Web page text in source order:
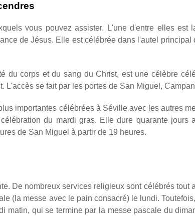
vous pouvez assister. L'une d'entre elles est
de Jésus. Elle est célébrée dans l'autel
du corps et du sang du Christ, est une célèbre
se fait par les portes de San Miguel,
importantes célébrées à Séville avec les autres
du mardi gras. Elle dure quarante jours
de San Miguel à partir de 19 heures.
De nombreux services religieux sont célébrés tout
(la messe avec le pain consacré) le lundi.
qui se termine par la messe pascale du